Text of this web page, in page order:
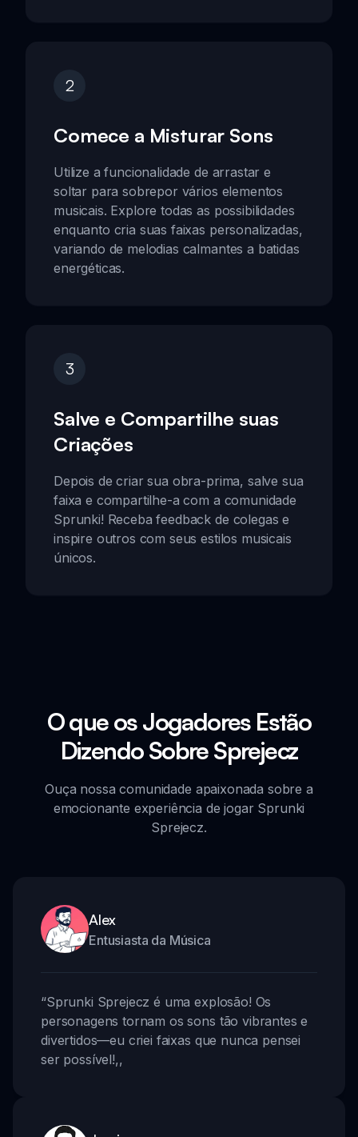
2
Comece a Misturar Sons
Utilize a funcionalidade de arrastar e
soltar para sobrepor vários elementos
musicais. Explore todas as possibilidades
enquanto cria suas faixas personalizadas,
variando de melodias calmantes a batidas
energéticas.
3
Salve e Compartilhe suas
Criações
Depois de criar sua obra-prima, salve sua
faixa e compartilhe-a com a comunidade
Sprunki! Receba feedback de colegas e
inspire outros com seus estilos musicais
únicos.
O que os Jogadores Estão
Dizendo Sobre Sprejecz
Ouça nossa comunidade apaixonada sobre a
emocionante experiência de jogar Sprunki
Sprejecz.
Alex
Entusiasta da Música
“Sprunki Sprejecz é uma explosão! Os
personagens tornam os sons tão vibrantes e
divertidos—eu criei faixas que nunca pensei
ser possível!,,